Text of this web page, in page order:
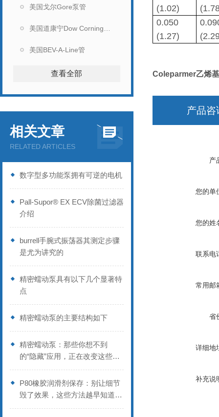
美国戈尔Gore泵管
美国BEV-A-Line管
查看全部
相关文章
RELATED ARTICLES
数字型多功能泵拥有可逆的电机
Pall-Supor® EX ECV除菌过滤器
介绍
burrell手腕式振荡器其测定步骤
是尤为讲究的
精密蠕动泵具有以下几个显著特
点
精密蠕动泵的主要结构如下
精密蠕动泵：那些你想不到
的“隐藏”应用，正在改变这些行
业
P80橡胶润滑剂保存：别让细节
毁了效果，这些方法越早知道越
好
(1.02)
0.050
(1.27)
Coleparmer乙烯
产品咨
产
您的单
您的姓
联系电
常用邮
省
详细地
补充说